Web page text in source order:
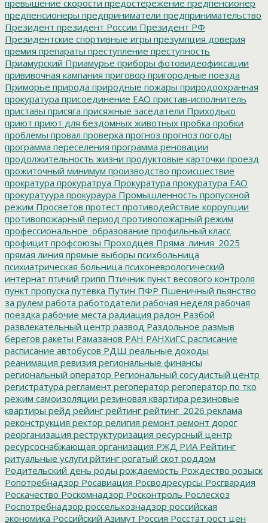
превышение скорости предостережение предпенсионер
предпенсионеры предприниматели предпринимательство
Президент президент России Президент РФ
Президентские спортивные игры презумпция доверия
премия препараты преступление преступность
Приамурский Приамурье приборы фотовидеофиксации
прививочная кампания приговор пригородные поезда
Приморье природа природные пожары природоохранная
прокуратура присоединение ЕАО пристав-исполнитель
приставы присяга присяжные заседатели Приходько
приют приют для бездомных животных пробка пробки
проблемы провал проверка прогноз прогноз погоды
программа переселения программа реновации
продолжительность жизни продуктовые карточки проезд
прожиточный минимум производство происшествие
прократура прокуратруа Прокуратура прокуратура ЕАО
прокуратуура прокураура Промышленность пропускной
режим Просветов протест противодействие коррупции
противопожарный период противопожарный режим
профессиональное_образование профильный класс
профицит профсоюзы Проходцев Пряма_линия_2025
прямая линия прямые выборы психбольница
психиатрическая больница психоневрологический
интернат птичий грипп Птичник пункт весового контроля
пункт пропуска путевка Путин ПФР Пшеничный пьянство
за рулем работа работодатели рабочая неделя рабочая
поездка рабочие места радиация радон Разбой
развлекательный центр развод Раздольное размыв
берегов ракеты Рамазанов РАН РАНХиГС расписание
расписание автобусов РДШ реальные доходы
реанимация ревизия региональные финансы
региональный оператор Региональный сосудистый центр
регистратура регламент регоператор регоператор по тко
режим самоизоляции резиновая квартира резиновые
квартиры рейд рейинг рейтинг рейтинг_2026 реклама
реконструкция ректор религия ремонт ремонт дорог
реорганизация реструктуризация ресурсный центр
ресурсоснабжающая организация РЖД РИА Рейтинг
ритуальные услуги рйтинг рогатый скот роддом
Родительский день роды рождаемость Рождество розыск
Ропотребнадзор Росавиация Росводресурсы Росгвардия
Роскачество Роскомнадзор Росконтроль Рослесхоз
Роспотребнадзор россельхознадзор российская
экономика Российский Азимут Россия Росстат рост цен